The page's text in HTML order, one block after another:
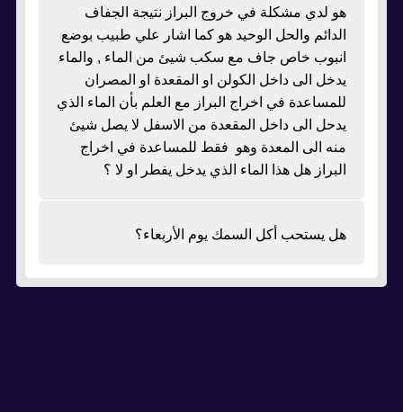
هو لدي مشكلة في خروج البراز نتيجة الجفاف
الدائم والحل الوحيد هو كما اشار علي طبيب بوضع
انبوب خاص جاف مع سكب شيئ من الماء , والماء
يدخل الى داخل الكولن او المقعدة او المصران
للمساعدة في اخراج البراز مع العلم بأن الماء الذي
يدحل الى داخل المقعدة من الاسفل لا يصل شيئ
منه الى المعدة وهو فقط للمساعدة في اخراج
البراز هل هذا الماء الذي يدخل يفطر او لا ؟
هل يستحب أكل السمك يوم الأربعاء؟